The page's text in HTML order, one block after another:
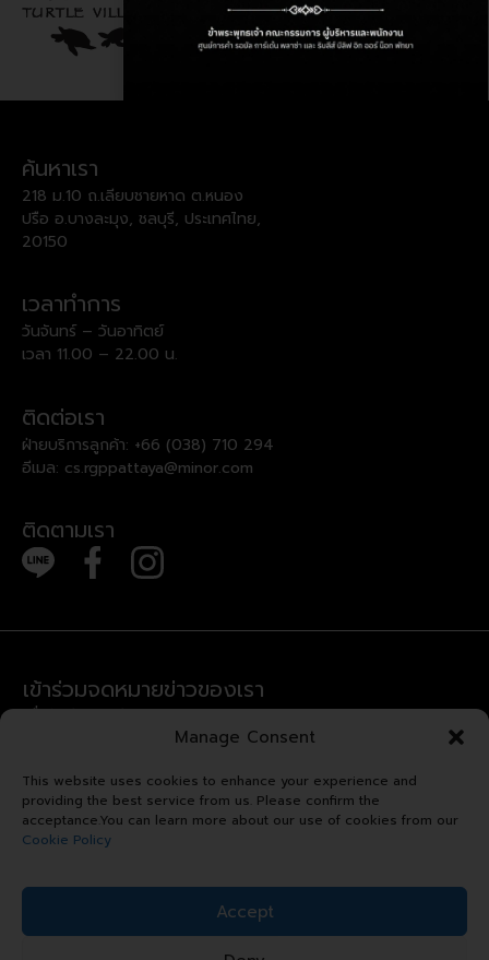
Manage Consent
This website uses cookies to enhance your experience and
providing the best service from us. Please confirm the
acceptance.You can learn more about our use of cookies from our
Cookie Policy
Accept
ค้นหาเรา
218 ม.10 ถ.เลียบชายหาด ต.หนอง
ปรือ อ.บางละมุง, ชลบุรี, ประเทศไทย,
20150
เวลาทำการ
วันจันทร์ – วันอาทิตย์
เวลา 11.00 – 22.00 น.
ติดต่อเรา
ฝ่ายบริการลูกค้า: +66 (038) 710 294
อีเมล: cs.rgppattaya@minor.com
ติดตามเรา
เข้าร่วมจดหมายข่าวของเรา
เพื่อรับข่าวสารล่าสุดและข้อเสนอพิเศษ
Contact form not found.
ลิขสิทธิ์ © 2024 รอยัล การ์เด้น
พลาซ่า. สงวนลิขสิทธิ์.